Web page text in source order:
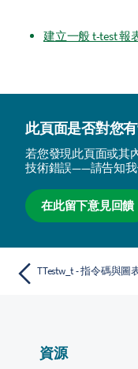
建立一般 t-test 報
此頁面是否對您
若您發現此頁面或其
技術錯誤——請告知我
在此留下意見回饋
TTestw_t - 指令碼與圖
資源